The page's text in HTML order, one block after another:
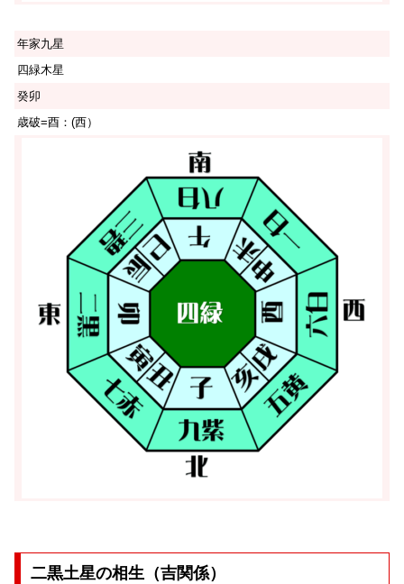
年家九星
四緑木星
癸卯
歳破=酉：(西）
二黒土星の相生（吉関係）